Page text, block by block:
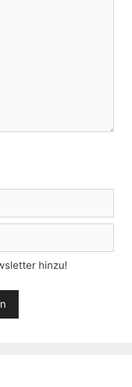
hinzu!